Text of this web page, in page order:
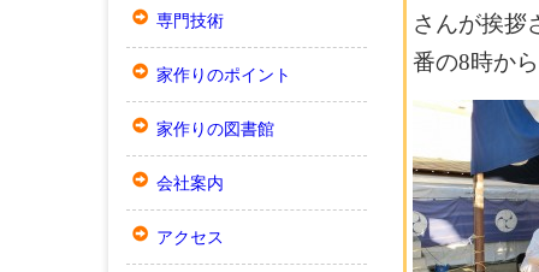
さんが挨拶
番の8時か
専門技術
家作りのポイント
家作りの図書館
会社案内
アクセス